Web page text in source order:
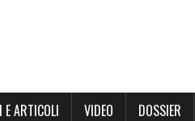
E ARTICOLI VIDEO DOSSIER